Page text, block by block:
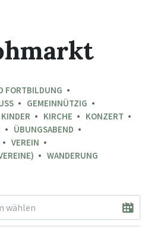
FORTBILDUNG
GEMEINNÜTZIG
KINDER KIRCHE
KONZERT
ÜBUNGSABEND
VEREIN
WANDERUNG